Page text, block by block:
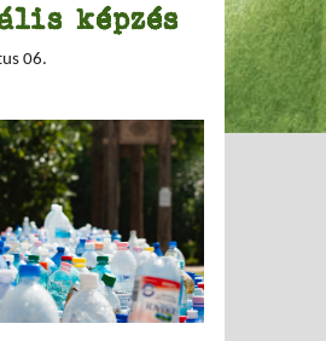
képzés
06.